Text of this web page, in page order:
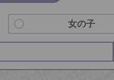
女の子